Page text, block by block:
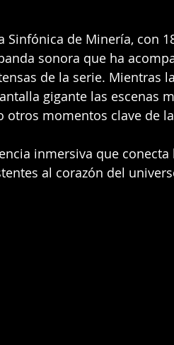
Sinfónica de Minería, con
sonora que ha
de la serie. Mientras
gigante las escenas
otros momentos clave de
inmersiva que conecta
al corazón del